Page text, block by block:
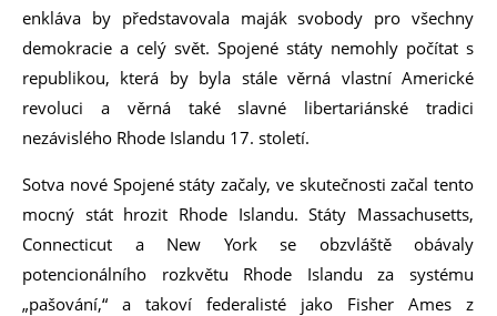
enkláva by představovala maják svobody pro všechny
demokracie a celý svět. Spojené státy nemohly počítat s
republikou, která by byla stále věrná vlastní Americké
revoluci a věrná také slavné libertariánské tradici
nezávislého Rhode Islandu 17. století.
Sotva nové Spojené státy začaly, ve skutečnosti začal tento
mocný stát hrozit Rhode Islandu. Státy Massachusetts,
Connecticut a New York se obzvláště obávaly
potencionálního rozkvětu Rhode Islandu za systému
„pašování,“ a takoví federalisté jako Fisher Ames z